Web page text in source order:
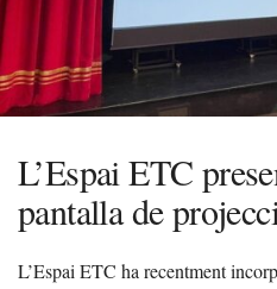
L’Espai ETC
pantalla de
L’Espai ETC ha recentment